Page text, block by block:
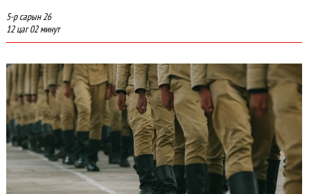
5-р сарын 26
12 цаг 02 минут